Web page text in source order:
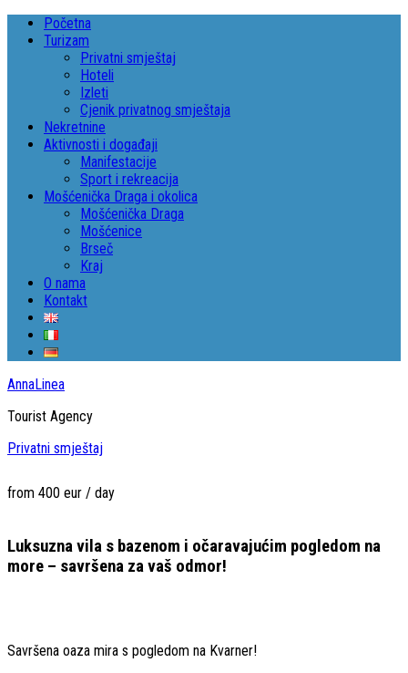
Početna
Turizam
Privatni smještaj
Hoteli
Izleti
Cjenik privatnog smještaja
Nekretnine
Aktivnosti i događaji
Manifestacije
Sport i rekreacija
Mošćenička Draga i okolica
Mošćenička Draga
Mošćenice
Brseč
Kraj
O nama
Kontakt
AnnaLinea
Tourist Agency
Privatni smještaj
from 400 eur / day
Luksuzna vila s bazenom i očaravajućim pogledom na
more – savršena za vaš odmor!
Savršena oaza mira s pogledom na Kvarner!